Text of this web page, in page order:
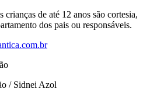
crianças de até 12 anos são cortesia,
dos pais ou responsáveis.
/ Sidnei Azol